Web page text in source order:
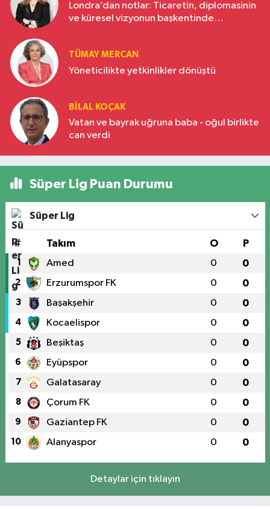
Londra’dan notlar: Ticaretin, diplomasinin
ve küresel vizyonun başkentinde
TÜMAY MERCAN
Yöneticilikte yetkinlikler dönüştü
BILAL KOÇAK
Vatan ve bayrak uğruna baba - oğul birlikte
can verdi
Süper Lig Puan Durumu
Süper Lig
# Takım O P
1 Amed 0 0
2 Erzurumspor FK 0 0
3 Başakşehir 0 0
4 Kocaelispor 0 0
5 Beşiktaş 0 0
6 Eyüpspor 0 0
7 Galatasaray 0 0
8 Çorum FK 0 0
9 Gaziantep FK 0 0
10 Alanyaspor 0 0
Detaylar için tıklayın